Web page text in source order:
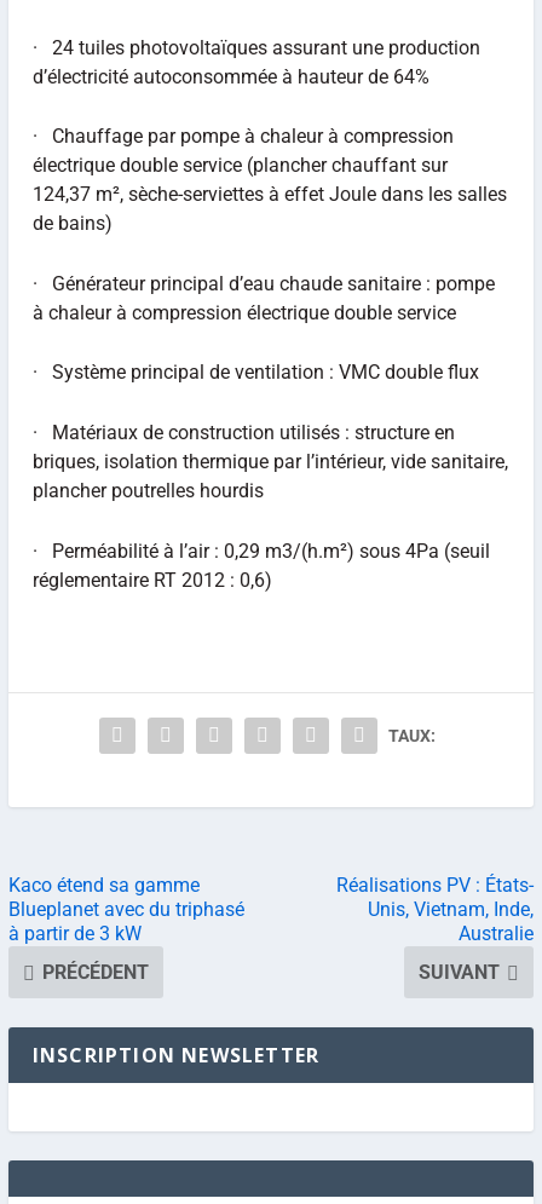
· 24 tuiles photovoltaïques assurant une production
d’électricité autoconsommée à hauteur de 64%
· Chauffage par pompe à chaleur à compression
électrique double service (plancher chauffant sur
124,37 m², sèche-serviettes à effet Joule dans les salles
de bains)
· Générateur principal d’eau chaude sanitaire : pompe
à chaleur à compression électrique double service
· Système principal de ventilation : VMC double flux
· Matériaux de construction utilisés : structure en
briques, isolation thermique par l’intérieur, vide sanitaire,
plancher poutrelles hourdis
· Perméabilité à l’air : 0,29 m3/(h.m²) sous 4Pa (seuil
réglementaire RT 2012 : 0,6)
TAUX:
Kaco étend sa gamme
Blueplanet avec du triphasé
à partir de 3 kW
PRÉCÉDENT
Réalisations PV : États-
Unis, Vietnam, Inde,
Australie
SUIVANT
INSCRIPTION NEWSLETTER